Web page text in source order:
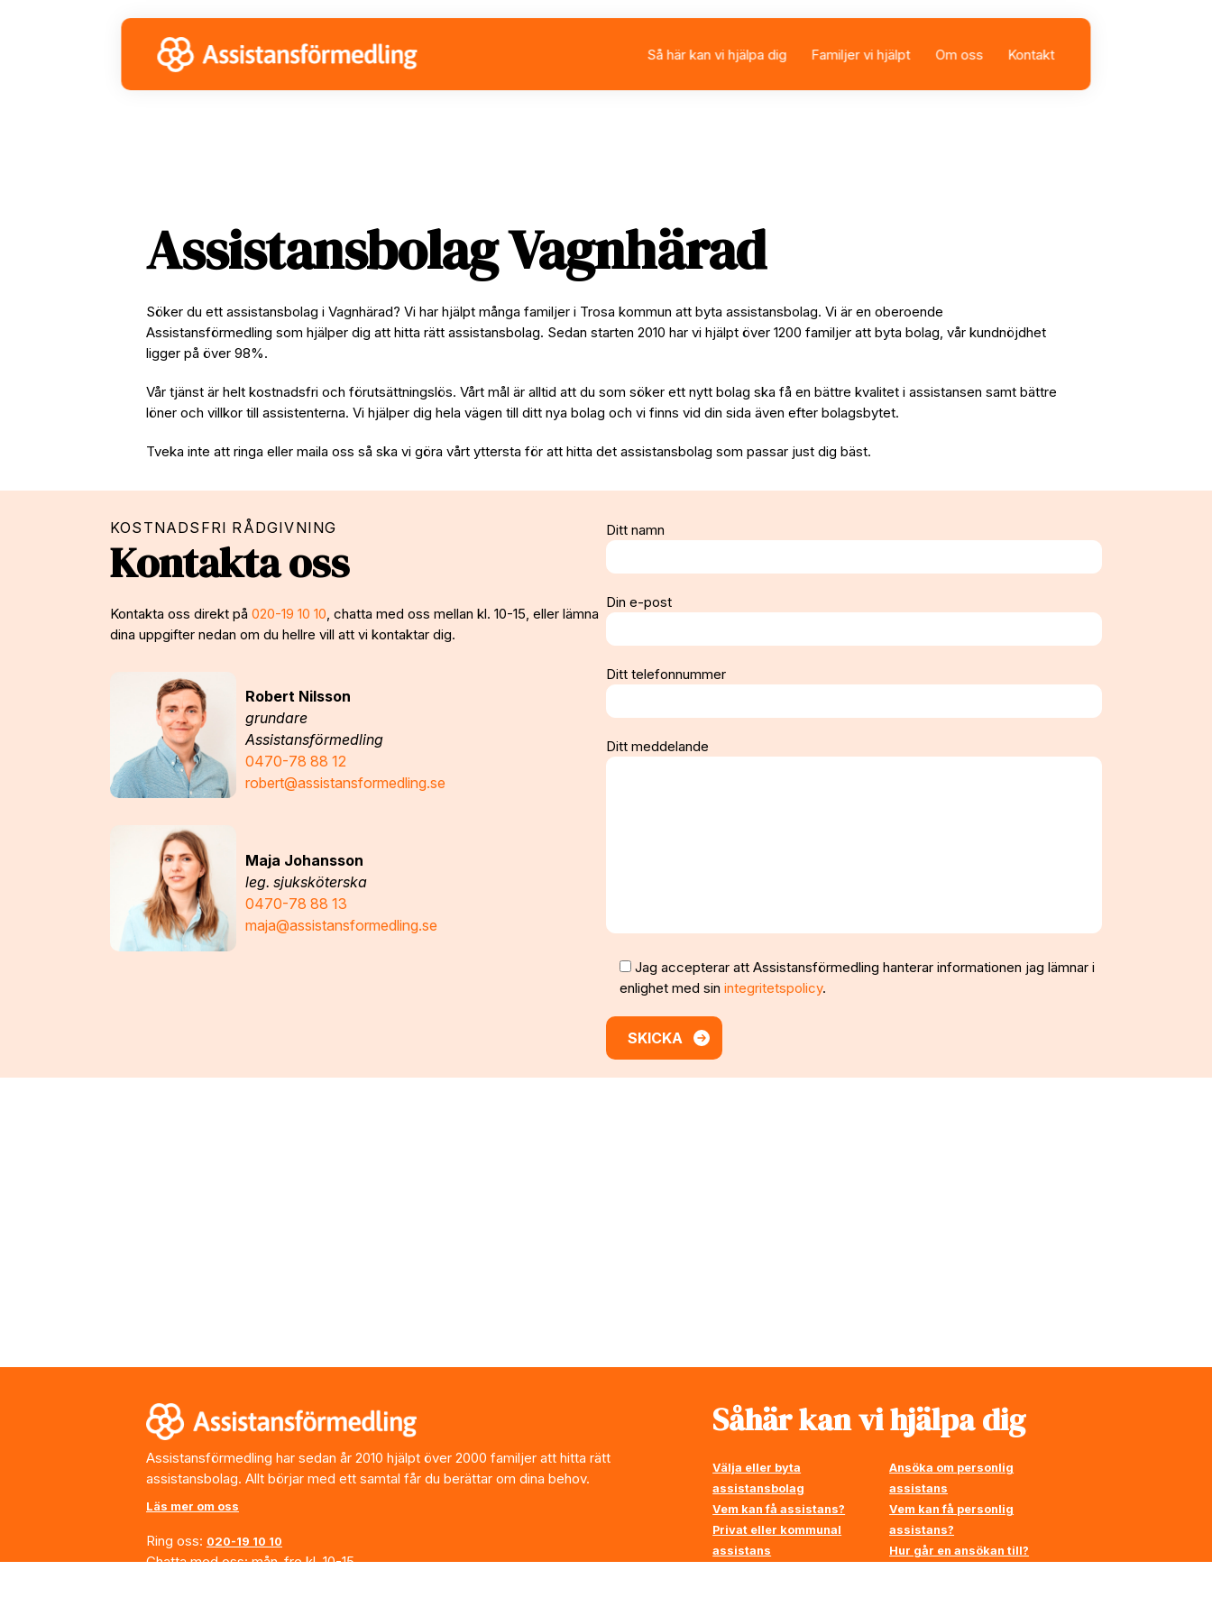
Så här kan vi hjälpa dig
Familjer vi hjälpt Om oss Kontakt
Assistansbolag Vagnhärad
Söker du ett assistansbolag i Vagnhärad? Vi har hjälpt många familjer i Trosa kommun att byta assistansbolag. Vi är en oberoende
Assistansförmedling som hjälper dig att hitta rätt assistansbolag. Sedan starten 2010 har vi hjälpt över 1200 familjer att byta bolag, vår kundnöjdhet
ligger på över 98%.
Vår tjänst är helt kostnadsfri och förutsättningslös. Vårt mål är alltid att du som söker ett nytt bolag ska få en bättre kvalitet i assistansen samt bättre
löner och villkor till assistenterna. Vi hjälper dig hela vägen till ditt nya bolag och vi finns vid din sida även efter bolagsbytet.
Tveka inte att ringa eller maila oss så ska vi göra vårt yttersta för att hitta det assistansbolag som passar just dig bäst.
KOSTNADSFRI RÅDGIVNING
Kontakta oss
Kontakta oss direkt på 020-19 10 10 , chatta med oss mellan kl. 10-15, eller lämna
dina uppgifter nedan om du hellre vill att vi kontaktar dig.
Robert Nilsson
grundare
Assistansförmedling
0470-78 88 12
robert@assistansformedling.se
Maja Johansson
leg. sjuksköterska
0470-78 88 13
maja@assistansformedling.se
Ditt namn
Din e-post
Ditt telefonnummer
Ditt meddelande
Jag accepterar att Assistansförmedling hanterar informationen jag lämnar i
enlighet med sin integritetspolicy.
Assistansförmedling har sedan år 2010 hjälpt över 2000 familjer att hitta rätt
assistansbolag. Allt börjar med ett samtal får du berättar om dina behov.
Läs mer om oss
Ring oss: 020-19 10 10
Chatta med oss: mån-fre kl. 10-15
Såhär kan vi hjälpa dig
Välja eller byta
assistansbolag
Vem kan få assistans?
Privat eller kommunal
assistans
Ansöka om personlig
assistans
Vem kan få personlig
assistans?
Hur går en ansökan till?